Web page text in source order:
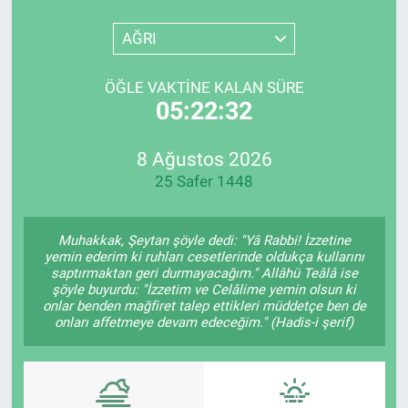
AĞRI
ÖĞLE VAKTİNE KALAN SÜRE
05:22:32
8 Ağustos 2026
25 Safer 1448
Muhakkak, Şeytan şöyle dedi: "Yâ Rabbi! İzzetine
yemin ederim ki ruhları cesetlerinde oldukça kullarını
saptırmaktan geri durmayacağım." Allâhü Teâlâ ise
şöyle buyurdu: "İzzetim ve Celâlime yemin olsun ki
onlar benden mağfiret talep ettikleri müddetçe ben de
onları affetmeye devam edeceğim." (Hadis-i şerif)